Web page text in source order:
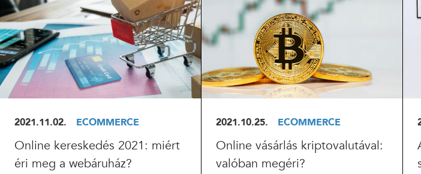
2021.11.02. ECOMMERCE
Online kereskedés 2021: miért
éri meg a webáruház?
2021.10.25. ECOMMERCE
Online vásárlás kriptovalutával:
valóban megéri?